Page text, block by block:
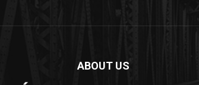
ABOUT US